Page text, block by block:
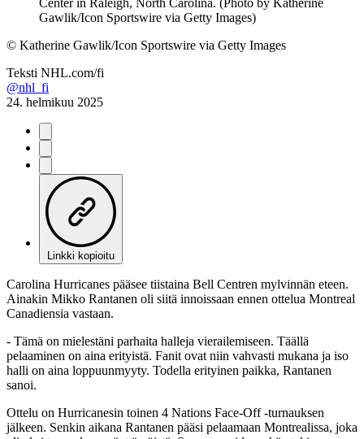
© Katherine Gawlik/Icon Sportswire via Getty Images
Teksti NHL.com/fi
@nhl_fi
24. helmikuu 2025
Linkki kopioitu
Carolina Hurricanes pääsee tiistaina Bell Centren mylvinnän eteen.
Ainakin Mikko Rantanen oli siitä innoissaan ennen ottelua Montreal
Canadiensia vastaan.
- Tämä on mielestäni parhaita halleja vierailemiseen. Täällä
pelaaminen on aina erityistä. Fanit ovat niin vahvasti mukana ja iso
halli on aina loppuunmyyty. Todella erityinen paikka, Rantanen
sanoi.
Ottelu on Hurricanesin toinen 4 Nations Face-Off -turnauksen
jälkeen. Senkin aikana Rantanen pääsi pelaamaan Montrealissa, joka